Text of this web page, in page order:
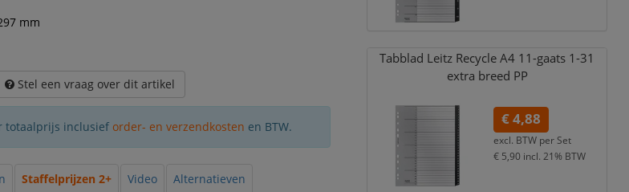
mm
Stel een vraag over dit artikel
totaalprijs inclusief order- en verzendkosten en BTW.
Staffelprijzen 2+ Video
Alternatieven
Tabblad Leitz Recycle A4 11-gaats 1-31
extra breed PP
€ 4,88
excl. BTW per Set
€ 5,90 incl. 21% BTW